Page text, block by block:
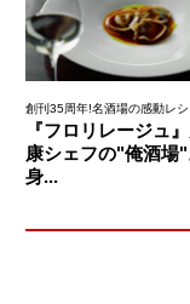
創刊35周年!名酒場の感動レ
『フロリレージュ
康シェフの"俺酒場"
身...